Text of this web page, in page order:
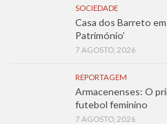
SOCIEDADE
Casa dos Barreto
Património’
7 AGOSTO, 2026
REPORTAGEM
Armacenenses: O
futebol feminino
7 AGOSTO, 2026